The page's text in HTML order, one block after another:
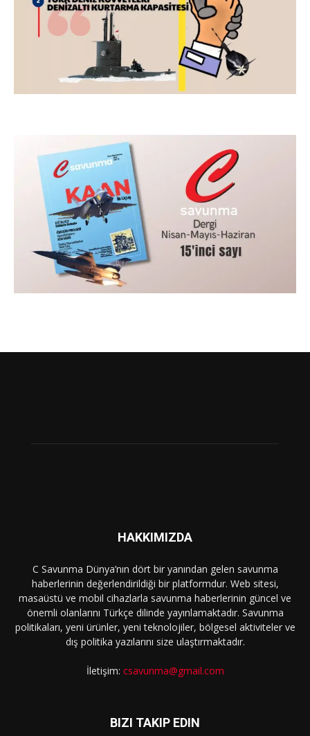
HAKKIMIZDA
C Savunma Dünya’nın dört bir yanından gelen savunma
haberlerinin değerlendirildiği bir platformdur. Web sitesi,
masaüstü ve mobil cihazlarla savunma haberlerinin güncel ve
önemli olanlarını Türkçe dilinde yayınlamaktadır. Savunma
politikaları, yeni ürünler, yeni teknolojiler, bölgesel aktiviteler ve
dış politika yazılarını size ulaştırmaktadır.
İletişim: csavunma@gmail.com
BIZI TAKIP EDIN